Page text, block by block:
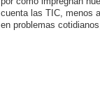
cuenta las TIC, menos
en problemas